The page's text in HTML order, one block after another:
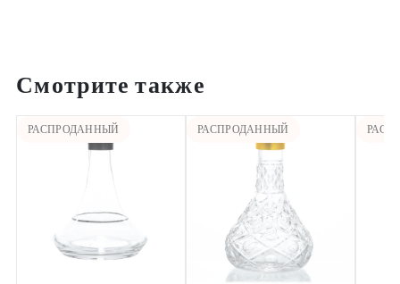
Смотрите также
РАСПРОДАННЫЙ РАСПРОДАННЫЙ